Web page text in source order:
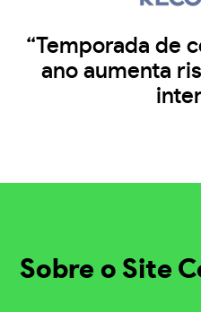
“Temporada de
ano aumenta
Sobre o Site